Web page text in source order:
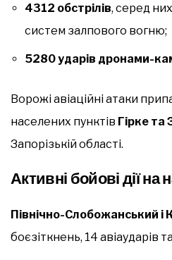
4312 обстрілів, серед
систем залпового вогню;
5280 ударів дронами-
Ворожі авіаційні атаки
населених пунктів Гірке та
Запорізькій області.
Активні бойові дії на
Північно-Слобожанський і
боєзіткнень, 14 авіаударів